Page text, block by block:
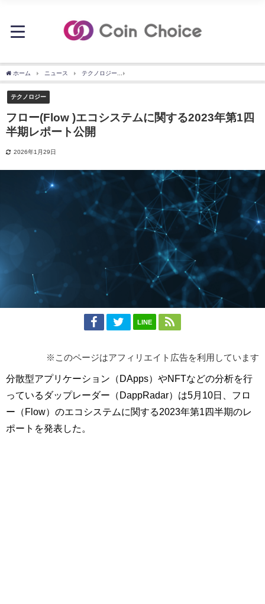
ホーム ニュース テクノロジー
テクノロジー
フロー(Flow )エコシステムに関する2023年第1四
半期レポート公開
2026年1月29日
LINE
※このページはアフィリエイト広告を利用しています
分散型アプリケーション（DApps）やNFTなどの分析を行
っているダップレーダー（DappRadar）は5月10日、フロ
ー（Flow）のエコシステムに関する2023年第1四半期のレ
ポートを発表した。